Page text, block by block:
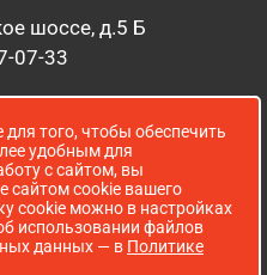
шоссе, д.5 Б
07-33
16:00
д. 52 А
до 18:00
того, чтобы обеспечить
удобным для
с сайтом, вы
сайтом cookie вашего
cookie можно в настройках
использовании файлов
данных — в Политике